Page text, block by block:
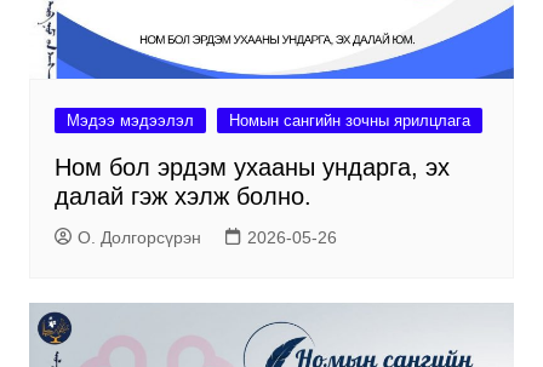
Мэдээ мэдээлэл Номын сангийн зочны ярилцлага
Ном бол эрдэм ухааны ундарга, эх
далай гэж хэлж болно.
О. Долгорсүрэн 2026-05-26